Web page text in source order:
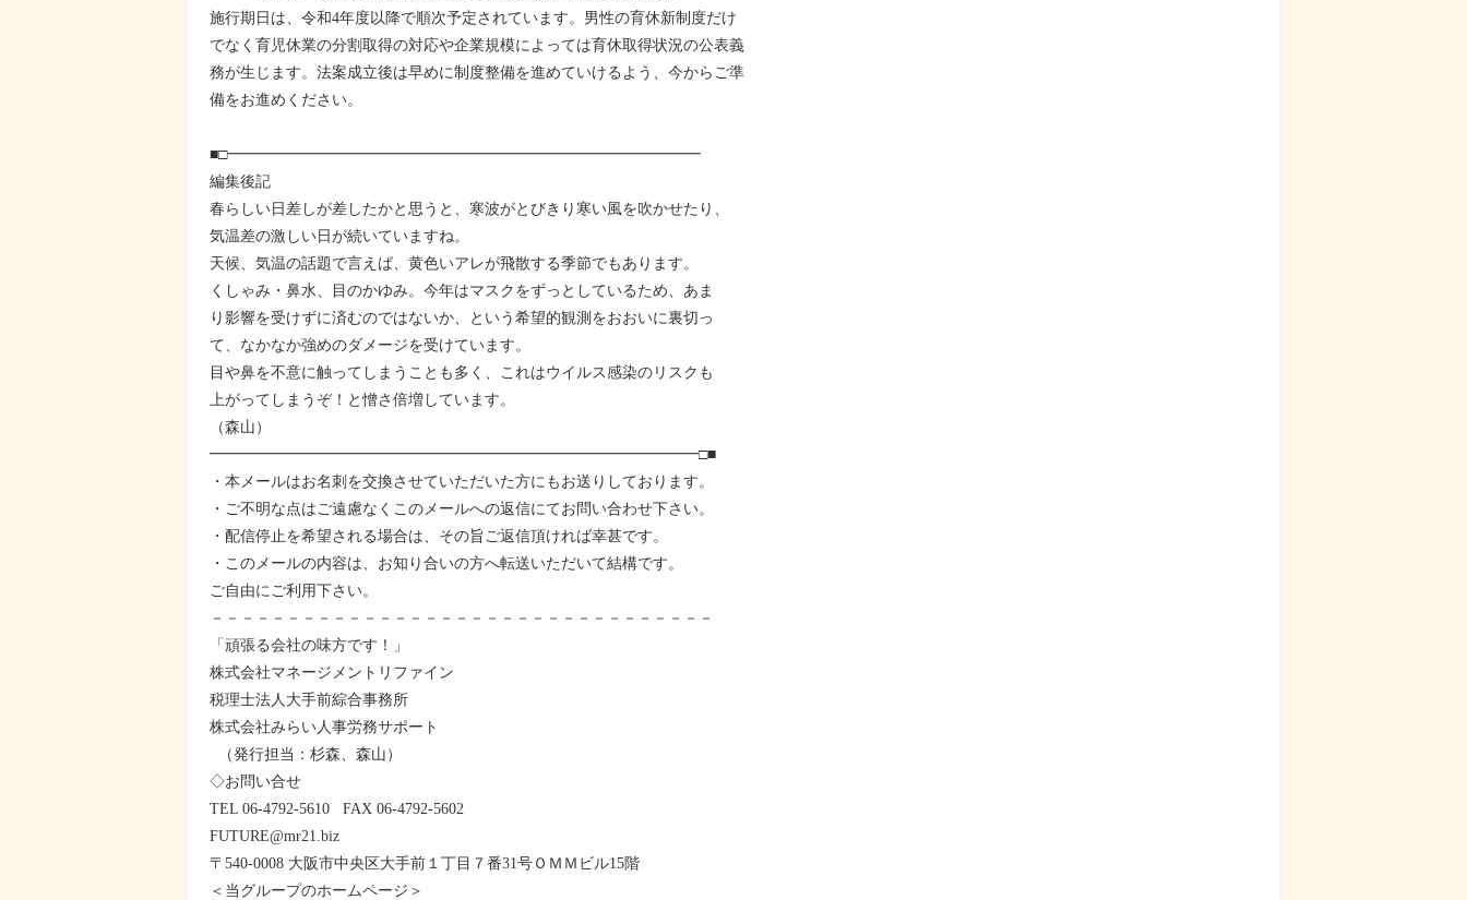
施行期日は、令和4年度以降で順次予定されています。男性の育休新制度だけ
でなく育児休業の分割取得の対応や企業規模によっては育休取得状況の公表義
務が生じます。法案成立後は早めに制度整備を進めていけるよう、今からご準
備をお進めください。
■□━━━━━━━━━━━━━━━━━━━━━━━━━━━━━━━
編集後記
春らしい日差しが差したかと思うと、寒波がとびきり寒い風を吹かせたり、
気温差の激しい日が続いていますね。
天候、気温の話題で言えば、黄色いアレが飛散する季節でもあります。
くしゃみ・鼻水、目のかゆみ。今年はマスクをずっとしているため、あま
り影響を受けずに済むのではないか、という希望的観測をおおいに裏切っ
て、なかなか強めのダメージを受けています。
目や鼻を不意に触ってしまうことも多く、これはウイルス感染のリスクも
上がってしまうぞ！と憎さ倍増しています。
（森山）
━━━━━━━━━━━━━━━━━━━━━━━━━━━━━━━━□■
・本メールはお名刺を交換させていただいた方にもお送りしております。
・ご不明な点はご遠慮なくこのメールへの返信にてお問い合わせ下さい。
・配信停止を希望される場合は、その旨ご返信頂ければ幸甚です。
・このメールの内容は、お知り合いの方へ転送いただいて結構です。
ご自由にご利用下さい。
－－－－－－－－－－－－－－－－－－－－－－－－－－－－－－－－－
「頑張る会社の味方です！」
株式会社マネージメントリファイン
税理士法人大手前綜合事務所
株式会社みらい人事労務サポート
（発行担当：杉森、森山）
◇お問い合せ
TEL 06-4792-5610 FAX 06-4792-5602
FUTURE@mr21.biz
〒540-0008 大阪市中央区大手前１丁目７番31号ＯＭＭビル15階
＜当グループのホームページ＞